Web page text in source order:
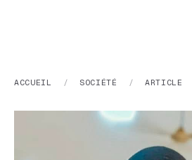
ACCUEIL / SOCIÉTÉ / ARTICLE